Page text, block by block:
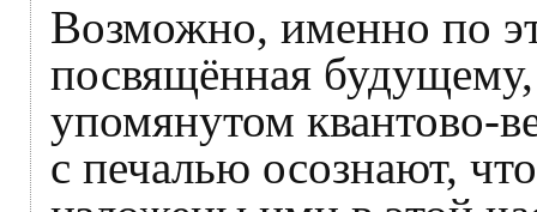
Возможно, именно по
посвящённая
упомянутом квантово-
с печалью осознают,